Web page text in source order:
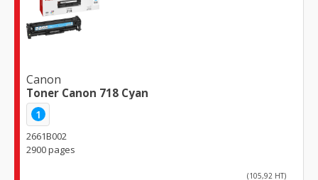
Canon
Toner Canon 718 Cyan
1
2661B002
2900 pages
(105,92 HT)